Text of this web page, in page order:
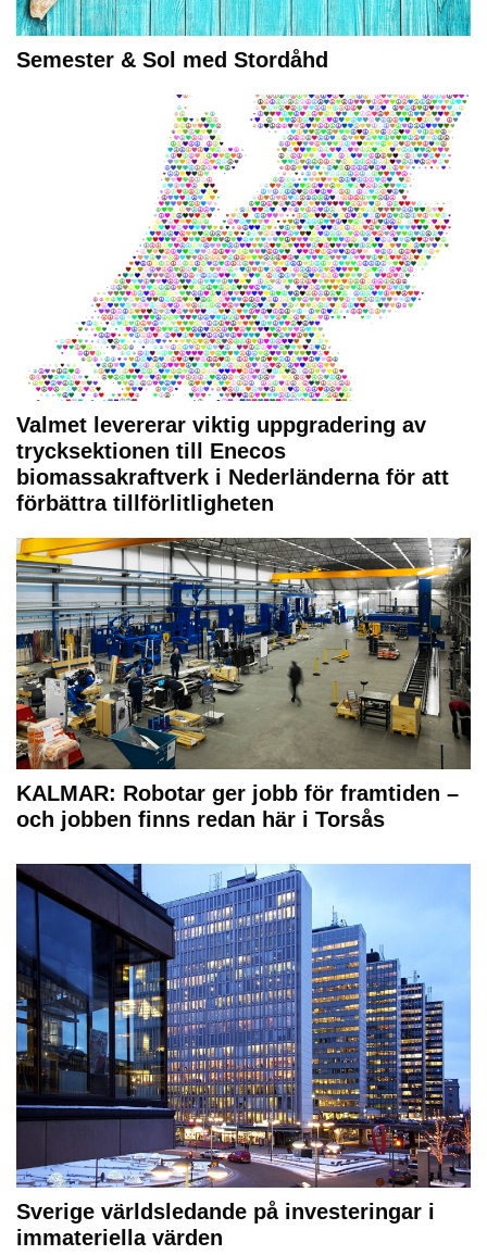
Semester & Sol med Stordåhd
Valmet levererar viktig uppgradering av
trycksektionen till Enecos
biomassakraftverk i Nederländerna för att
förbättra tillförlitligheten
KALMAR: Robotar ger jobb för framtiden –
och jobben finns redan här i Torsås
Sverige världsledande på investeringar i
immateriella värden